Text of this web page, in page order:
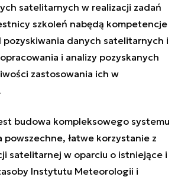
satelitarnych w realizacji zadań
szkoleń nabędą kompetencje
danych satelitarnych i
i analizy pozyskanych
zastosowania ich w
budowa kompleksowego systemu
powszechne, łatwe korzystanie z
satelitarnej w oparciu o istniejące i
Instytutu Meteorologii i